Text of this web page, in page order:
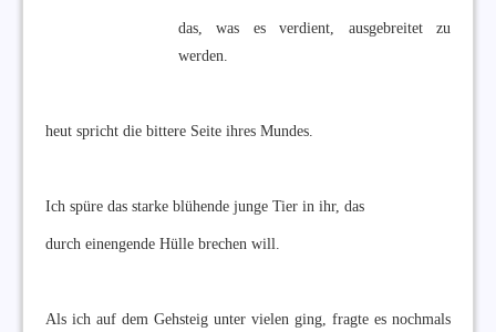
das, was es verdient, ausgebreitet zu
werden.
heut spricht die bittere Seite ihres Mundes.
Ich spüre das starke blühende junge Tier in ihr, das
durch einengende Hülle brechen will.
Als ich auf dem Gehsteig unter vielen ging, fragte es nochmals